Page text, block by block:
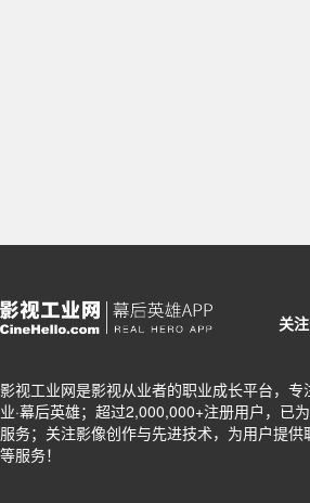
关
影视工业网是影视从业者的职业成长平台，专
业·幕后英雄；超过2,000,000+注册用户，已
服务；关注影像创作与先进技术，为用户提
等服务！